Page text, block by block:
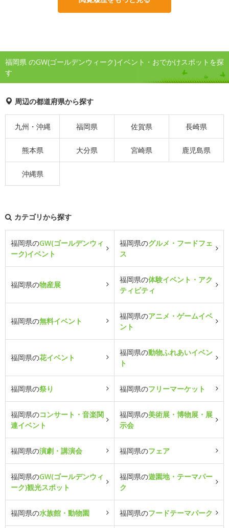
福岡県 のGW(ゴールデンウィーク)イベント・おでかけスポットを探
す
周辺の都道府県から探す
九州・沖縄 福岡県 佐賀県 長崎県
熊本県 大分県 宮崎県 鹿児島県
沖縄県
カテゴリから探す
福岡県のGW(ゴールデンウィ
ーク)イベント
福岡県のグルメ・フードフェ
ス
福岡県の物産展
福岡県の体験イベント・アク
ティビティ
福岡県の無料イベント
福岡県のアニメ・ゲームイベ
ント
福岡県の花イベント
福岡県の動物ふれあいイベン
ト
福岡県の祭り 福岡県のフリーマーケット
福岡県のコンサート・音楽関
連イベント
福岡県の美術展・博物展・展
示会
福岡県の演劇・講演会 福岡県のフェア
福岡県のGW(ゴールデンウィ
ーク)観光スポット
福岡県の遊園地・テーマパー
ク
福岡県の水族館・動物園 福岡県のフードテーマパーク